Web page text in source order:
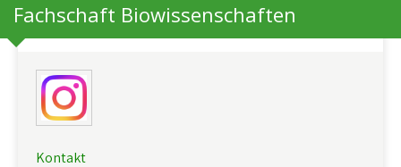
Fachschaft Biowissenschaften
Kontakt